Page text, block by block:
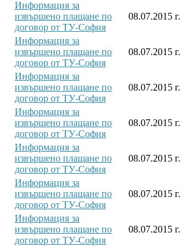
Информация за
извършено плащане по
договор от ТУ-София
08.07.2015 г.
Информация за
извършено плащане по
договор от ТУ-София
08.07.2015 г.
Информация за
извършено плащане по
договор от ТУ-София
08.07.2015 г.
Информация за
извършено плащане по
договор от ТУ-София
08.07.2015 г.
Информация за
извършено плащане по
договор от ТУ-София
08.07.2015 г.
Информация за
извършено плащане по
договор от ТУ-София
08.07.2015 г.
Информация за
извършено плащане по
договор от ТУ-София
08.07.2015 г.